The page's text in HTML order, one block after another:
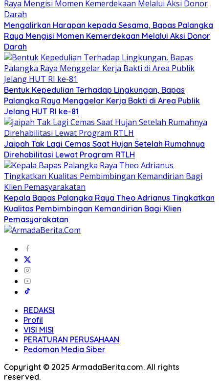
Mengalirkan Harapan kepada Sesama, Bapas Palangka
Raya Mengisi Momen Kemerdekaan Melalui Aksi Donor
Darah
Bentuk Kepedulian Terhadap Lingkungan, Bapas
Palangka Raya Menggelar Kerja Bakti di Area Publik
Jelang HUT RI ke-81
Jaipah Tak Lagi Cemas Saat Hujan Setelah Rumahnya
Direhabilitasi Lewat Program RTLH
Kepala Bapas Palangka Raya Theo Adrianus Tingkatkan
Kualitas Pembimbingan Kemandirian Bagi Klien
Pemasyarakatan
REDAKSI
Profil
VISI MISI
PERATURAN PERUSAHAAN
Pedoman Media Siber
Copyright © 2025 ArmadaBerita.com. All rights
reserved.